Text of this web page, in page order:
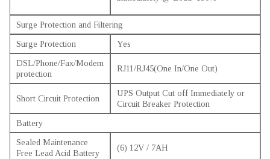
Surge Protection and Filtering
Surge Protection
Yes
DSL/Phone/Fax/Modem
protection
RJ11/RJ45(One In/One Out)
Short Circuit Protection
UPS Output Cut off Immediately or
Circuit Breaker Protection
Battery
Sealed Maintenance
Free Lead Acid Battery
(6) 12V / 7AH